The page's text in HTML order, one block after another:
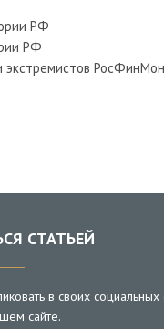
РФ
РФ
экстремистов
СТАТЬЕЙ
в своих
сайте.